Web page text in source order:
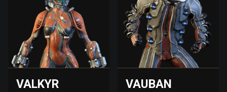
VALKYR VAUBAN